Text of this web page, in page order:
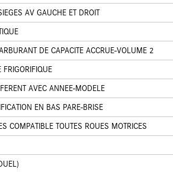
AV GAUCHE ET DROIT
DE CAPACITE ACCRUE-VOLUME 2
FRIGORIFIQUE
AVEC ANNEE-MODELE
EN BAS PARE-BRISE
COMPATIBLE TOUTES ROUES MOTRICES